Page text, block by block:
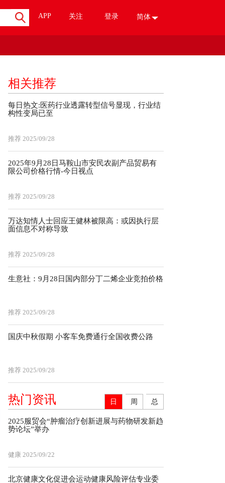
APP 关注 登录 简体
相关推荐
每日热文:医药行业透露转型信号显现，行业结
构性变局已至
推荐 2025/09/28
2025年9月28日马鞍山市安民农副产品贸易有
限公司价格行情-今日视点
推荐 2025/09/28
万达知情人士回应王健林被限高：或因执行层
面信息不对称导致
推荐 2025/09/28
生意社：9月28日国内部分丁二烯企业竞拍价格
推荐 2025/09/28
国庆中秋假期 小客车免费通行全国收费公路
推荐 2025/09/28
热门资讯 日 周 总
2025服贸会“肿瘤治疗创新进展与药物研发新趋
势论坛”举办
健康 2025/09/22
北京健康文化促进会运动健康风险评估专业委